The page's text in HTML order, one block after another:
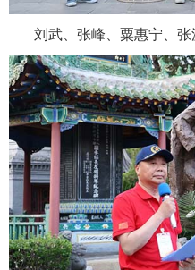
刘武、张峰、粟惠宁、张